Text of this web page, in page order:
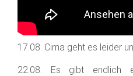
17.08. Cima geht es leider
22.08. Es gibt endlich